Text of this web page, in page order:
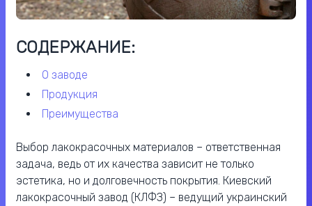
СОДЕРЖАНИЕ:
о заводе
продукция
преимущества
Выбор лакокрасочных материалов – ответственная
задача, ведь от их качества зависит не только
эстетика, но и долговечность покрытия. Киевский
лакокрасочный завод (КЛФЗ) – ведущий украинский